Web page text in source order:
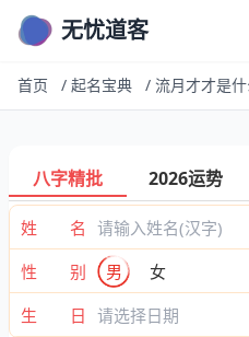
无忧道客
首页 / 起名宝典 /
八字精批 2026运势
姓 名
性 别
男
女
生 日